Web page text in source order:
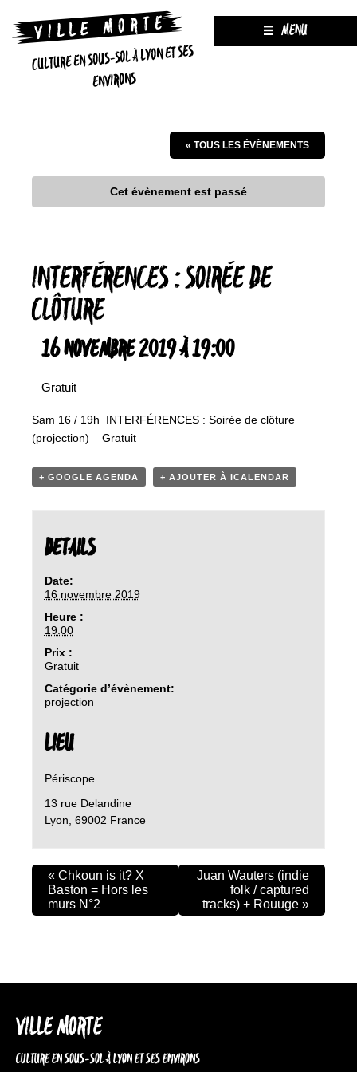
CULTURE EN SOUS-SOL À LYON ET SES
ENVIRONS
MENU
« TOUS LES ÉVÈNEMENTS
Cet évènement est passé
INTERFÉRENCES : SOIRÉE DE
CLÔTURE
16 NOVEMBRE 2019 À 19:00
Gratuit
Sam 16 / 19h INTERFÉRENCES : Soirée de clôture
(projection) – Gratuit
+ GOOGLE AGENDA + AJOUTER À ICALENDAR
DETAILS
Date:
16 novembre 2019
Heure :
19:00
Prix :
Gratuit
Catégorie d’évènement:
projection
LIEU
Périscope
13 rue Delandine
Lyon 69002 France
« Chkoun is it? X
Baston = Hors les
murs N°2
Juan Wauters (indie
folk / captured
tracks) + Rouuge »
VILLE MORTE
CULTURE EN SOUS-SOL À LYON ET SES ENVIRONS